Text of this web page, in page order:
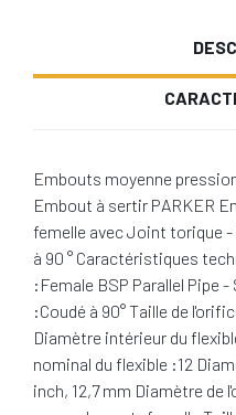
Embouts moyenne
Embout à sertir PARKER
femelle avec Joint torique -
à 90 ° Caractéristiques
:Female BSP Parallel Pipe -
:Coudé à 90° Taille de
Diamètre intérieur du
nominal du flexible :12
inch, 12,7 mm Diamètre de